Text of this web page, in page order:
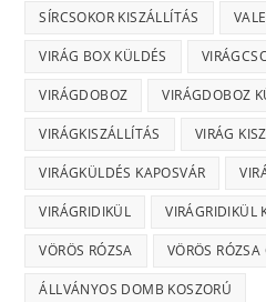
SÍRCSOKOR KISZÁLLÍTÁS
VIRÁG BOX KÜLDÉS
VIRÁGDOBOZ VIRÁGDOBOZ
VIRÁGKISZÁLLÍTÁS VIRÁG
VIRÁGKÜLDÉS KAPOSVÁR
VIRÁGRIDIKÜL VIRÁGRIDIKÜL
VÖRÖS RÓZSA VÖRÖS RÓZSA
ÁLLVÁNYOS DOMB KOSZORÚ